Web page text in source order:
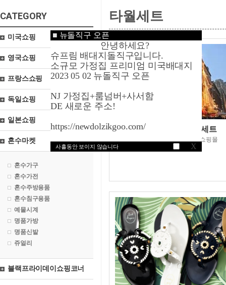
■ 뉴돌직구 오픈
안녕하세요?
슈프림 배대지돌직구입니다.
소규모 가정집 프리미엄 미국배대지
2023 05 02 뉴돌직구 오픈
NJ 가정집+룸넘버+사서함
DE 새로운 주소!
https://newdolzikgoo.com/
사흘동안 보이지 않습니다 X
CATEGORY
미국쇼핑
영국쇼핑
프랑스쇼핑
독일쇼핑
일본쇼핑
혼수마켓
혼수가구
혼수가전
혼수주방용품
혼수침구용품
예물시계
명품가방
명품신발
쥬얼리
블랙프라이데이쇼핑코너
타월세트
메이시스닷컴/타월세트
미국최대매장보유백화점쇼핑몰